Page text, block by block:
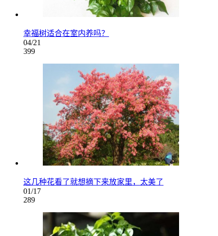
幸福树适合在室内养吗？
04/21
399
这几种花看了就想摘下来放家里，太美了
01/17
289